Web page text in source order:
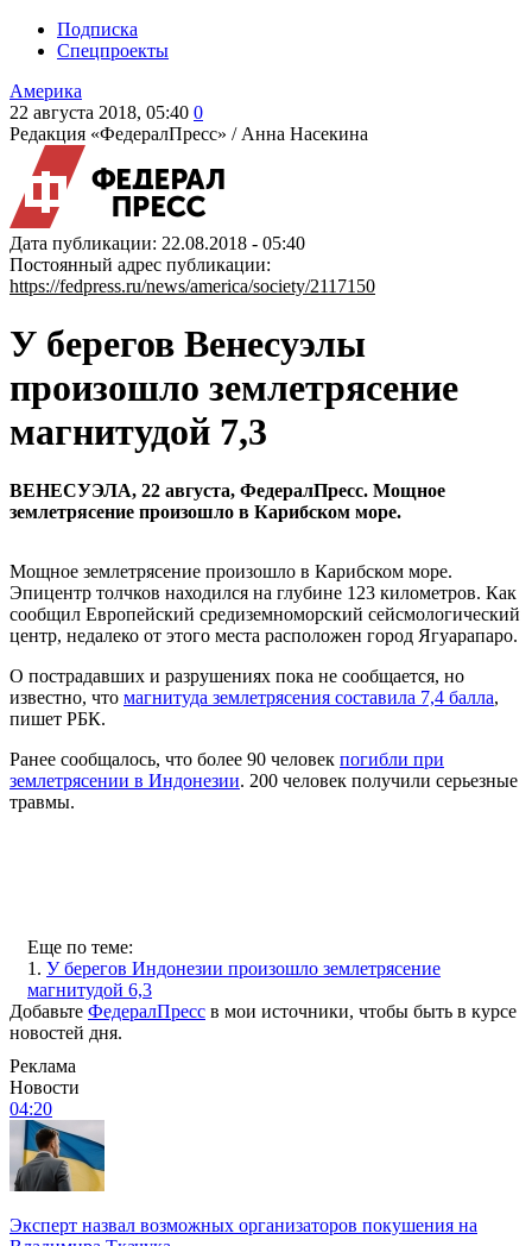
Подписка
Спецпроекты
Америка
22 августа 2018, 05:40 0
Редакция «ФедералПресс» / Анна Насекина
Дата публикации: 22.08.2018 - 05:40
Постоянный адрес публикации:
https://fedpress.ru/news/america/society/2117150
У берегов Венесуэлы
произошло землетрясение
магнитудой 7,3
ВЕНЕСУЭЛА, 22 августа, ФедералПресс. Мощное
землетрясение произошло в Карибском море.
Мощное землетрясение произошло в Карибском море.
Эпицентр толчков находился на глубине 123 километров. Как
сообщил Европейский средиземноморский сейсмологический
центр, недалеко от этого места расположен город Ягуарапаро.
О пострадавших и разрушениях пока не сообщается, но
известно, что магнитуда землетрясения составила 7,4 балла,
пишет РБК.
Ранее сообщалось, что более 90 человек погибли при
землетрясении в Индонезии. 200 человек получили серьезные
травмы.
Еще по теме:
1. У берегов Индонезии произошло землетрясение
магнитудой 6,3
Добавьте ФедералПресс в мои источники, чтобы быть в курсе
новостей дня.
Реклама
Новости
04:20
Эксперт назвал возможных организаторов покушения на